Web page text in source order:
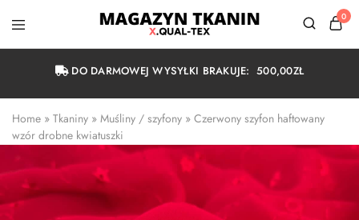
Magazyn
Warszawa
0
DO DARMOWEJ WYSYŁKI BRAKUJE:500,00ZŁ
Home » Tkaniny » Muśliny / szyfony » Czerwony szyfon haftowany
wzór drobne kwiatuszki